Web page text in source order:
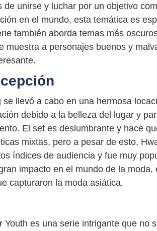
de unirse y luchar por un objetivo
en el mundo, esta temática es
también aborda temas más
muestra a personajes buenos y
llevó a cabo en una hermosa
debido a la belleza del lugar y
El set es deslumbrante y hace
mixtas, pero a pesar de esto,
índices de audiencia y fue muy
impacto en el mundo de la
capturaron la moda asiática.
Youth es una serie intrigante que no